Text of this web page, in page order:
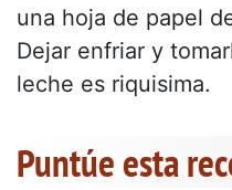
una hoja de papel
Dejar enfriar y
leche es riquisima.
Puntúe esta